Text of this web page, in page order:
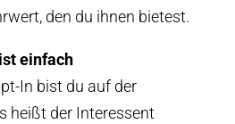
den du ihnen bietest.
einfach
In bist du auf der
heißt der Interessent